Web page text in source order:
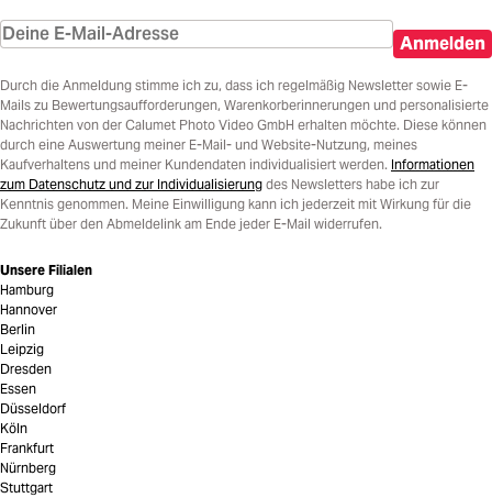
Anmelden
Durch die Anmeldung stimme ich zu, dass ich regelmäßig Newsletter sowie E-
Mails zu Bewertungsaufforderungen, Warenkorberinnerungen und personalisierte
Nachrichten von der Calumet Photo Video GmbH erhalten möchte. Diese können
durch eine Auswertung meiner E-Mail- und Website-Nutzung, meines
Kaufverhaltens und meiner Kundendaten individualisiert werden. Informationen
zum Datenschutz und zur Individualisierung des Newsletters habe ich zur
Kenntnis genommen. Meine Einwilligung kann ich jederzeit mit Wirkung für die
Zukunft über den Abmeldelink am Ende jeder E-Mail widerrufen.
Unsere Filialen
Hamburg
Hannover
Berlin
Leipzig
Dresden
Essen
Düsseldorf
Köln
Frankfurt
Nürnberg
Stuttgart